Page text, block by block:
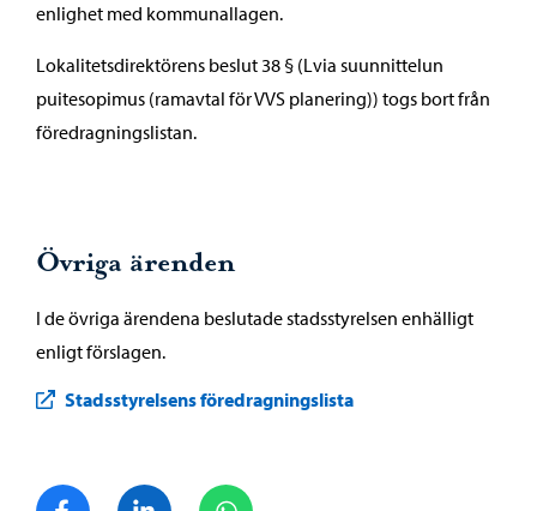
enlighet med kommunallagen.
Lokalitetsdirektörens beslut 38 § (Lvia suunnittelun
puitesopimus (ramavtal för VVS planering)) togs bort från
föredragningslistan.
Övriga ärenden
I de övriga ärendena beslutade stadsstyrelsen enhälligt
enligt förslagen.
Stadsstyrelsens föredragningslista
Dela på FacebookDela på LinkedIn